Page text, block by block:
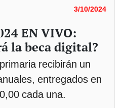
3/10/2024
EN VIVO:
la beca digital?
recibirán un
entregados en
cada una.